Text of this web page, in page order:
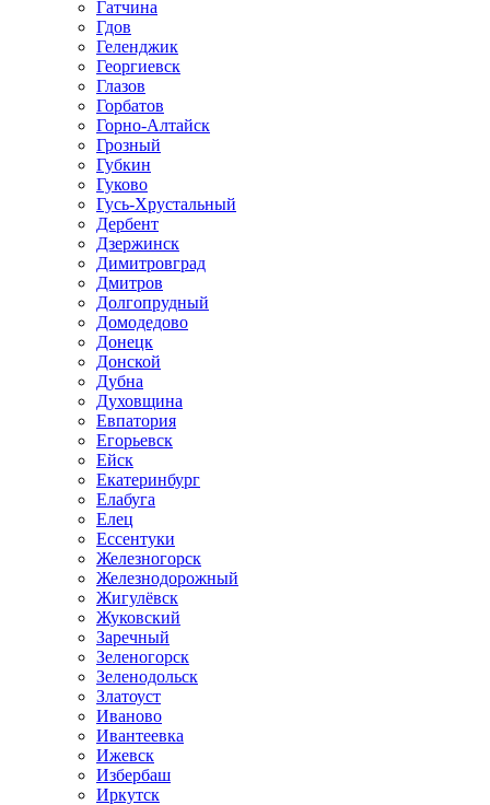
Гатчина
Гдов
Геленджик
Георгиевск
Глазов
Горбатов
Горно-Алтайск
Грозный
Губкин
Гуково
Гусь-Хрустальный
Дербент
Дзержинск
Димитровград
Дмитров
Долгопрудный
Домодедово
Донецк
Донской
Дубна
Духовщина
Евпатория
Егорьевск
Ейск
Екатеринбург
Елабуга
Елец
Ессентуки
Железногорск
Железнодорожный
Жигулёвск
Жуковский
Заречный
Зеленогорск
Зеленодольск
Златоуст
Иваново
Ивантеевка
Ижевск
Избербаш
Иркутск